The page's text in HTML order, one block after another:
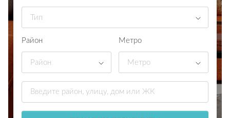
Тип
Район
Район
Метро
Метро